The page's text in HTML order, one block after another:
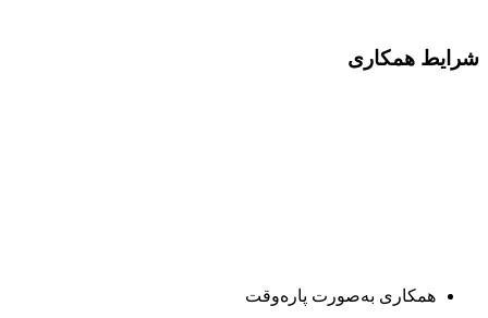
شرایط همکاری
همکاری به‌صورت پاره‌وقت